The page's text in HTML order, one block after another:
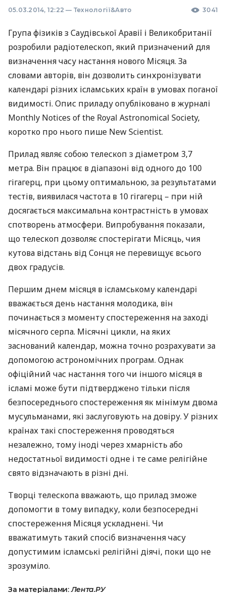
05.03.2014, 12:22 — Технології&Авто 3041
Група фізиків з Саудівської Аравії і Великобританії
розробили радіотелескоп, який призначений для
визначення часу настання нового Місяця. За
словами авторів, він дозволить синхронізувати
календарі різних ісламських країн в умовах поганої
видимості. Опис приладу опубліковано в журналі
Monthly Notices of the Royal Astronomical Society,
коротко про нього пише New Scientist.
Прилад являє собою телескоп з діаметром 3,7
метра. Він працює в діапазоні від одного до 100
гігагерц, при цьому оптимальною, за результатами
тестів, виявилася частота в 10 гігагерц – при ній
досягається максимальна контрастність в умовах
спотворень атмосфери. Випробування показали,
що телескоп дозволяє спостерігати Місяць, чия
кутова відстань від Сонця не перевищує всього
двох градусів.
Першим днем місяця в ісламському календарі
вважається день настання молодика, він
починається з моменту спостереження на заході
місячного серпа. Місячні цикли, на яких
заснований календар, можна точно розрахувати за
допомогою астрономічних програм. Однак
офіційний час настання того чи іншого місяця в
ісламі може бути підтверджено тільки після
безпосереднього спостереження як мінімум двома
мусульманами, які заслуговують на довіру. У різних
країнах такі спостереження проводяться
незалежно, тому іноді через хмарність або
недостатньої видимості одне і те саме релігійне
свято відзначають в різні дні.
Творці телескопа вважають, що прилад зможе
допомогти в тому випадку, коли безпосередні
спостереження Місяця ускладнені. Чи
вважатимуть такий спосіб визначення часу
допустимим ісламські релігійні діячі, поки що не
зрозуміло.
За матеріалами:Лента.РУ